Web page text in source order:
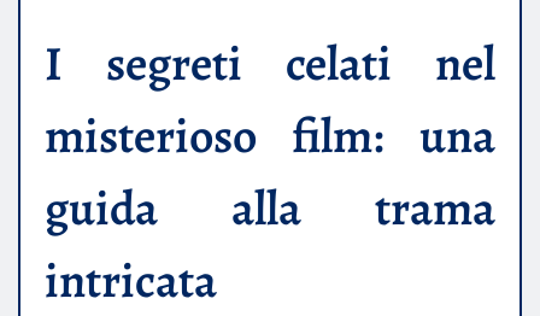
I segreti celati nel
misterioso film: una
guida alla trama
intricata